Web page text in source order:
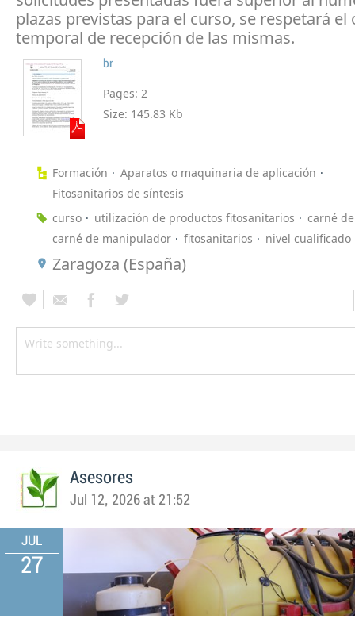
plazas previstas para el curso, se respetará el
temporal de recepción de las mismas.
br
Pages: 2
Size: 145.83 Kb
Formación
Aparatos o maquinaria de aplicación
Fitosanitarios de síntesis
curso
utilización de productos fitosanitarios
carné
carné de manipulador
fitosanitarios nivel cualificado
Zaragoza (España)
Asesores
Jul 12, 2026 at 21:52
JUL
27